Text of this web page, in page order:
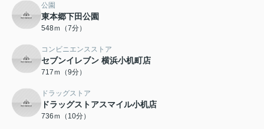
公園
東本郷下田公園
548ｍ（7分）
コンビニエンスストア
セブンイレブン 横浜小机町店
717ｍ（9分）
ドラッグストア
ドラッグストアスマイル小机店
736ｍ（10分）